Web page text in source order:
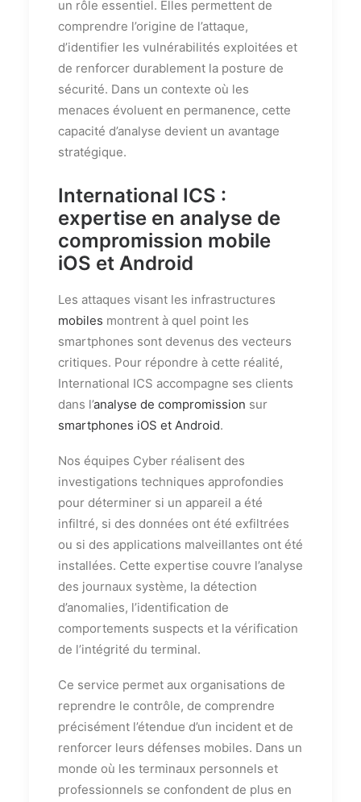
un rôle essentiel. Elles permettent de
comprendre l’origine de l’attaque,
d’identifier les vulnérabilités exploitées et
de renforcer durablement la posture de
sécurité. Dans un contexte où les
menaces évoluent en permanence, cette
capacité d’analyse devient un avantage
stratégique.
International ICS :
expertise en analyse de
compromission mobile
iOS et Android
Les attaques visant les infrastructures
mobiles montrent à quel point les
smartphones sont devenus des vecteurs
critiques. Pour répondre à cette réalité,
International ICS accompagne ses clients
dans l’analyse de compromission sur
smartphones iOS et Android.
Nos équipes Cyber réalisent des
investigations techniques approfondies
pour déterminer si un appareil a été
infiltré, si des données ont été exfiltrées
ou si des applications malveillantes ont été
installées. Cette expertise couvre l’analyse
des journaux système, la détection
d’anomalies, l’identification de
comportements suspects et la vérification
de l’intégrité du terminal.
Ce service permet aux organisations de
reprendre le contrôle, de comprendre
précisément l’étendue d’un incident et de
renforcer leurs défenses mobiles. Dans un
monde où les terminaux personnels et
professionnels se confondent de plus en